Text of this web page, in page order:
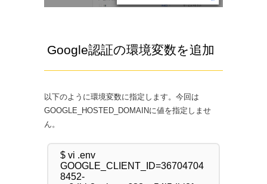
Google認証の環境変数を追加
以下のように環境変数に指定します。今回は
GOOGLE_HOSTED_DOMAINに値を指定しませ
ん。
$ vi .env
GOOGLE_CLIENT_ID=36704704
8452-